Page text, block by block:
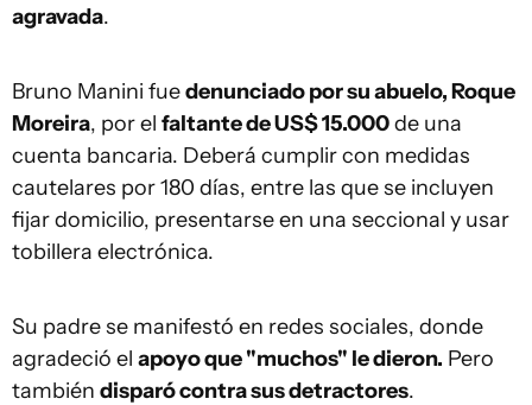
agravada.
Bruno Manini fuedenunciado por su abuelo, Roque
Moreira, por el faltante de US$ 15.000de una
cuenta bancaria. Deberá cumplir con medidas
cautelares por 180 días, entre las que se incluyen
fijar domicilio, presentarse en una seccional y usar
tobillera electrónica.
Su padre se manifestó en redes sociales, donde
agradeció el apoyo que "muchos" le dieron. Pero
también disparó contra sus detractores.